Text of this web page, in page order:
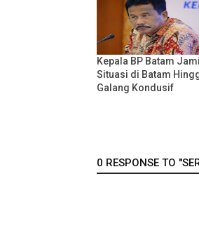
Kepala BP Batam
Situasi di Batam
Galang Kondusif
0 RESPONSE TO